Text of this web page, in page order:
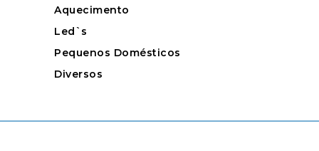
Aquecimento
Led`s
Pequenos Domésticos
Diversos